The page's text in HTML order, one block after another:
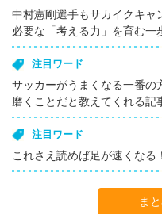
中村憲剛選手もサカイクキ
必要な「考える力」を育む一
注目ワード
サッカーがうまくなる一番の
磨くことだと教えてくれる記
注目ワード
これさえ読めば足が速くなる
ま